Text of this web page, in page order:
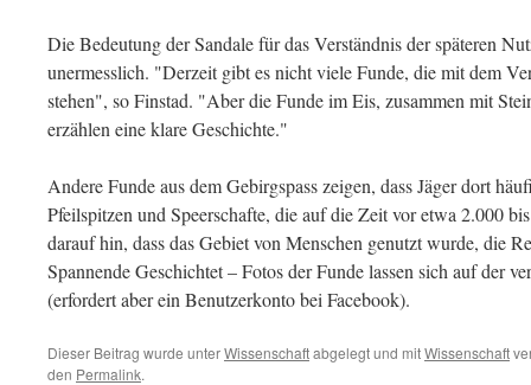
Die Bedeutung der Sandale für das Verständnis der späteren
unermesslich. "Derzeit gibt es nicht viele Funde, die mit dem
stehen", so Finstad. "Aber die Funde im Eis, zusammen mit
erzählen eine klare Geschichte."
Andere Funde aus dem Gebirgspass zeigen, dass Jäger dort
Pfeilspitzen und Speerschafte, die auf die Zeit vor etwa 2.000
darauf hin, dass das Gebiet von Menschen genutzt wurde, die
Spannende Geschichtet – Fotos der Funde lassen sich auf der
(erfordert aber ein Benutzerkonto bei Facebook).
Dieser Beitrag wurde unterWissenschaftabgelegt und mitWissenschaft
den Permalink.